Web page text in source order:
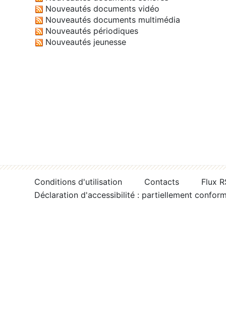
Nouveautés documents vidéo
Nouveautés documents multimédia
Nouveautés périodiques
Nouveautés jeunesse
Conditions d'utilisation Contacts
Flux
Déclaration d'accessibilité : partiellement